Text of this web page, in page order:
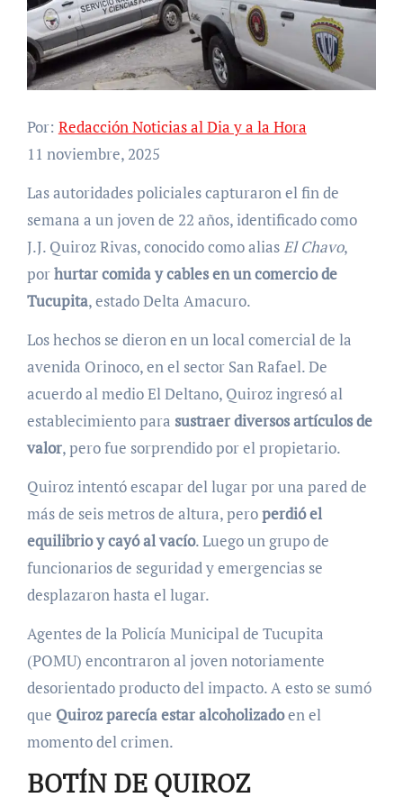
Por: Redacción Noticias al Dia y a la Hora
11 noviembre, 2025
Las autoridades policiales capturaron el fin de
semana a un joven de 22 años, identificado como
J.J. Quiroz Rivas, conocido como aliasEl Chavo,
porhurtar comida y cables en un comercio de
Tucupita, estado Delta Amacuro.
Los hechos se dieron en un local comercial de la
avenida Orinoco, en el sector San Rafael. De
acuerdo al medio El Deltano, Quiroz ingresó al
establecimiento para sustraer diversos artículos de
valor, pero fue sorprendido por el propietario.
Quiroz intentó escapar del lugar por una pared de
más de seis metros de altura, peroperdió el
equilibrio y cayó al vacío. Luego un grupo de
funcionarios de seguridad y emergencias se
desplazaron hasta el lugar.
Agentes de la Policía Municipal de Tucupita
(POMU) encontraron al joven notoriamente
desorientado producto del impacto. A esto se sumó
que Quiroz parecía estar alcoholizadoen el
momento del crimen.
BOTÍN DE QUIROZ